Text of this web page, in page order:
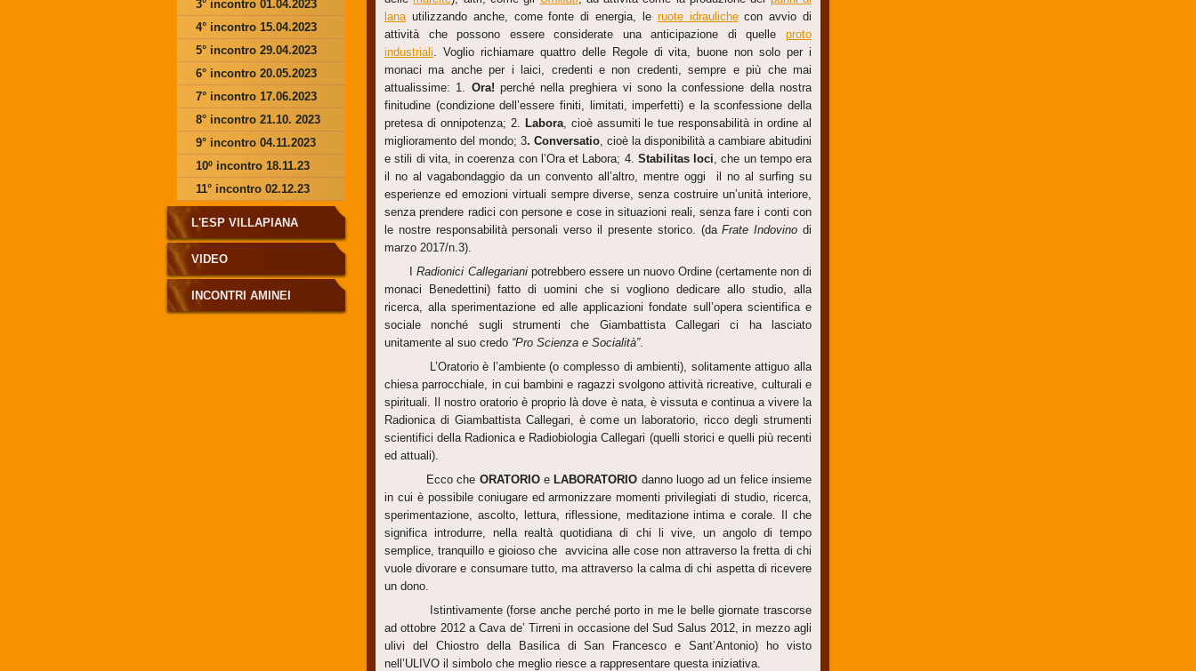
lanautilizzando anche, come fonte di energia, le ruote idraulichecon avvio di
attività che possono essere considerate una anticipazione di quelle proto
industriali. Voglio richiamare quattro delle Regole di vita, buone non solo per i
monaci ma anche per i laici, credenti e non credenti, sempre e più che mai
attualissime: 1. Ora! perché nella preghiera vi sono la confessione della nostra
finitudine (condizione dell’essere finiti, limitati, imperfetti) e la sconfessione della
pretesa di onnipotenza; 2. Labora, cioè assumiti le tue responsabilità in ordine al
miglioramento del mondo; 3. Conversatio, cioè la disponibilità a cambiare abitudini
e stili di vita, in coerenza con l’Ora et Labora; 4. Stabilitas loci, che un tempo era
il no al vagabondaggio da un convento all’altro, mentre oggi il no al surfing su
esperienze ed emozioni virtuali sempre diverse, senza costruire un’unità interiore,
senza prendere radici con persone e cose in situazioni reali, senza fare i conti con
le nostre responsabilità personali verso il presente storico. (daFrate Indovino di
marzo 2017/n.3).
IRadionici Callegarianipotrebbero essere un nuovo Ordine (certamente non di
monaci Benedettini) fatto di uomini che si vogliono dedicare allo studio, alla
ricerca, alla sperimentazione ed alle applicazioni fondate sull’opera scientifica e
sociale nonché sugli strumenti che Giambattista Callegari ci ha lasciato
unitamente al suo credo “Pro Scienza e Socialità”.
L’Oratorio è l’ambiente (o complesso di ambienti), solitamente attiguo alla
chiesa parrocchiale, in cui bambini e ragazzi svolgono attività ricreative, culturali e
spirituali. Il nostro oratorio è proprio là dove è nata, è vissuta e continua a vivere la
Radionica di Giambattista Callegari, è come un laboratorio, ricco degli strumenti
scientifici della Radionica e Radiobiologia Callegari (quelli storici e quelli più recenti
ed attuali).
Ecco che ORATORIOe LABORATORIO danno luogo ad un felice insieme
in cui è possibile coniugare ed armonizzare momenti privilegiati di studio, ricerca,
sperimentazione, ascolto, lettura, riflessione, meditazione intima e corale. Il che
significa introdurre, nella realtà quotidiana di chi li vive, un angolo di tempo
semplice, tranquillo e gioioso che avvicina alle cose non attraverso la fretta di chi
vuole divorare e consumare tutto, ma attraverso la calma di chi aspetta di ricevere
un dono.
Istintivamente (forse anche perché porto in me le belle giornate trascorse
ad ottobre 2012 a Cava de’ Tirreni in occasione del Sud Salus 2012, in mezzo agli
ulivi del Chiostro della Basilica di San Francesco e Sant’Antonio) ho visto
nell’ULIVO il simbolo che meglio riesce a rappresentare questa iniziativa.
3° incontro 01.04.2023
4° incontro 15.04.2023
5° incontro 29.04.2023
6° incontro 20.05.2023
7° incontro 17.06.2023
8° incontro 21.10. 2023
9° incontro 04.11.2023
10º incontro 18.11.23
11° incontro 02.12.23
L'ESP VILLAPIANA
VIDEO
INCONTRI AMINEI